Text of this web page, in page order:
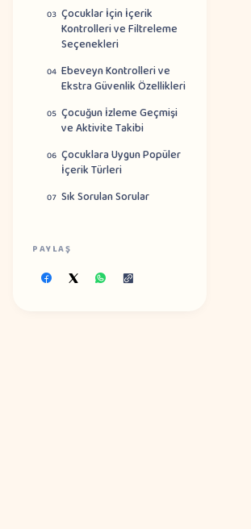
03 Çocuklar İçin İçerik
Kontrolleri ve Filtreleme
Seçenekleri
04 Ebeveyn Kontrolleri ve
Ekstra Güvenlik Özellikleri
05 Çocuğun İzleme Geçmişi
ve Aktivite Takibi
06 Çocuklara Uygun Popüler
İçerik Türleri
07 Sık Sorulan Sorular
PAYLAŞ